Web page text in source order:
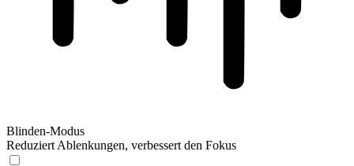
Blinden-Modus
Reduziert Ablenkungen, verbessert den Fokus